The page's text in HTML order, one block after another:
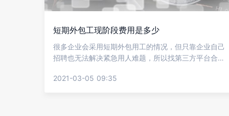
短期外包工现阶段费用是多少
很多企业会采用短期外包用工的情况，但只靠企业自己
招聘也无法解决紧急用人难题，所以找第三方平台合作
题，但不同的短期工类别费用也是不一样的，下面就让
2021-03-05 09:35